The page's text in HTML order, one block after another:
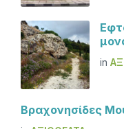
in
Βραχονησίδες